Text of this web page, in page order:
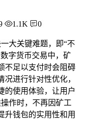
1.1K 0
大关键难题，即“不
字货币交易中，矿
不足以支付时会阻碍
进行针对性优化，
的使用体验，让用户
作时，不再因矿工
升钱包的实用性和用